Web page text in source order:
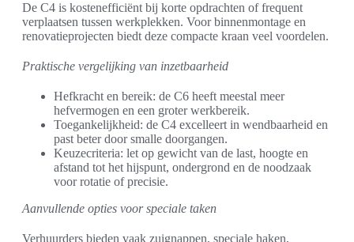
De C4 is kostenefficiënt bij korte opdrachten of frequent
verplaatsen tussen werkplekken. Voor binnenmontage en
renovatieprojecten biedt deze compacte kraan veel voordelen.
Praktische vergelijking van inzetbaarheid
Hefkracht en bereik: de C6 heeft meestal meer
hefvermogen en een groter werkbereik.
Toegankelijkheid: de C4 excelleert in wendbaarheid en
past beter door smalle doorgangen.
Keuzecriteria: let op gewicht van de last, hoogte en
afstand tot het hijspunt, ondergrond en de noodzaak
voor rotatie of precisie.
Aanvullende opties voor speciale taken
Verhuurders bieden vaak zuignappen, speciale haken,